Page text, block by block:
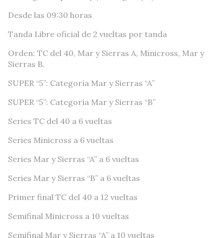
Desde las 09:30 horas
Tanda Libre oficial de 2 vueltas por tanda
Orden: TC del 40, Mar y Sierras A, Minicross, Mar y
Sierras B.
SUPER “5”: Categoría Mar y Sierras “A”
SUPER “5”: Categoría Mar y Sierras “B”
Series TC del 40 a 6 vueltas
Series Minicross a 6 vueltas
Series Mar y Sierras “A” a 6 vueltas
Series Mar y Sierras “B” a 6 vueltas
Primer final TC del 40 a 12 vueltas
Semifinal Minicross a 10 vueltas
Semifinal Mar y Sierras “A” a 10 vueltas